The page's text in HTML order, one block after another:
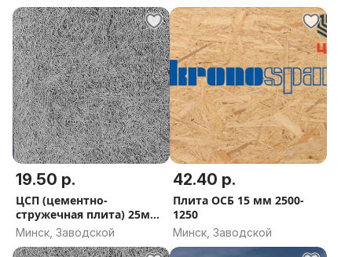
19.50 р.
ЦСП (цементно-
стружечная плита) 25мм
фибролитовая плита
GreenBoard
Минск, Заводской
42.40 р.
Плита ОСБ 15 мм 2500-
1250
Минск, Заводской